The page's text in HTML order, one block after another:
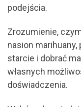
podejścia.
Zrozumienie,
nasion marihuany,
starcie i dobrać
własnych
doświadczenia.